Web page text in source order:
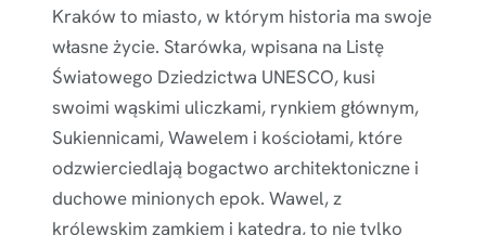
Kraków to miasto, w którym historia ma swoje
własne życie. Starówka, wpisana na Listę
Światowego Dziedzictwa UNESCO, kusi
swoimi wąskimi uliczkami, rynkiem głównym,
Sukiennicami, Wawelem i kościołami, które
odzwierciedlają bogactwo architektoniczne i
duchowe minionych epok. Wawel, z
królewskim zamkiem i katedrą, to nie tylko